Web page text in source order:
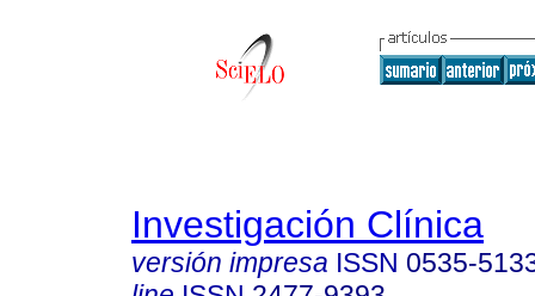
Investigación Clínica
versión impresa ISSN 0535-